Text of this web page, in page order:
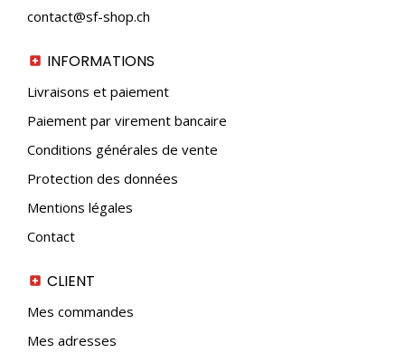
contact@sf-shop.ch
INFORMATIONS
Livraisons et paiement
Paiement par virement bancaire
Conditions générales de vente
Protection des données
Mentions légales
Contact
CLIENT
Mes commandes
Mes adresses